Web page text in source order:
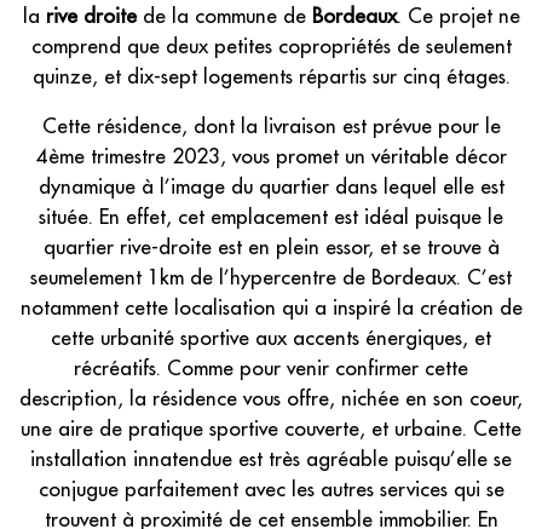
la rive droitede la commune de Bordeaux. Ce projet ne
comprend que deux petites copropriétés de seulement
quinze, et dix-sept logements répartis sur cinq étages.
Cette résidence, dont la livraison est prévue pour le
4ème trimestre 2023, vous promet un véritable décor
dynamique à l’image du quartier dans lequel elle est
située. En effet, cet emplacement est idéal puisque le
quartier rive-droite est en plein essor, et se trouve à
seumelement 1km de l’hypercentre de Bordeaux. C’est
notamment cette localisation qui a inspiré la création de
cette urbanité sportive aux accents énergiques, et
récréatifs. Comme pour venir confirmer cette
description, la résidence vous offre, nichée en son coeur,
une aire de pratique sportive couverte, et urbaine. Cette
installation innatendue est très agréable puisqu’elle se
conjugue parfaitement avec les autres services qui se
trouvent à proximité de cet ensemble immobilier. En